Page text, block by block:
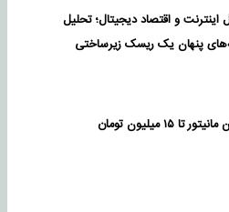
اینترنت و اقتصاد دیجیتال؛ تحلیل
پنهان یک ریسک زیرساختی
تا ۱۵ میلیون تومان